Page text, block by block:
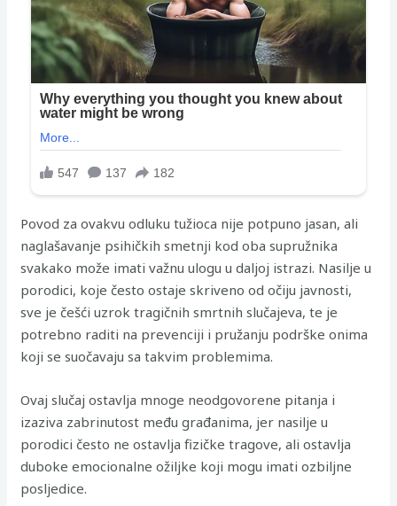
Povod za ovakvu odluku tužioca nije potpuno jasan, ali
naglašavanje psihičkih smetnji kod oba supružnika
svakako može imati važnu ulogu u daljoj istrazi. Nasilje u
porodici, koje često ostaje skriveno od očiju javnosti,
sve je češći uzrok tragičnih smrtnih slučajeva, te je
potrebno raditi na prevenciji i pružanju podrške onima
koji se suočavaju sa takvim problemima.
Ovaj slučaj ostavlja mnoge neodgovorene pitanja i
izaziva zabrinutost među građanima, jer nasilje u
porodici često ne ostavlja fizičke tragove, ali ostavlja
duboke emocionalne ožiljke koji mogu imati ozbiljne
posljedice.